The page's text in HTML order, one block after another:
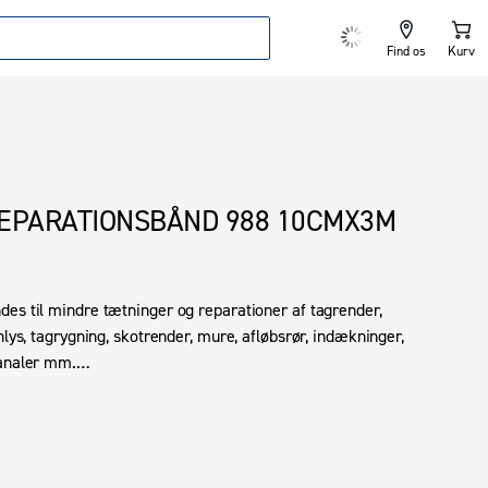
Find os Kurv
988 10CMX3M
til mindre tætninger og reparationer af tagrender,
tagrygning, skotrender, mure, afløbsrør, indækninger,
mm.
er et selvklæbende reparationsbånd bestående af en